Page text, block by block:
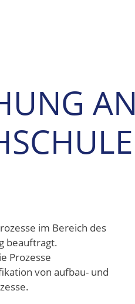
AN
im Bereich des
beauftragt.
Prozesse
von aufbau- und